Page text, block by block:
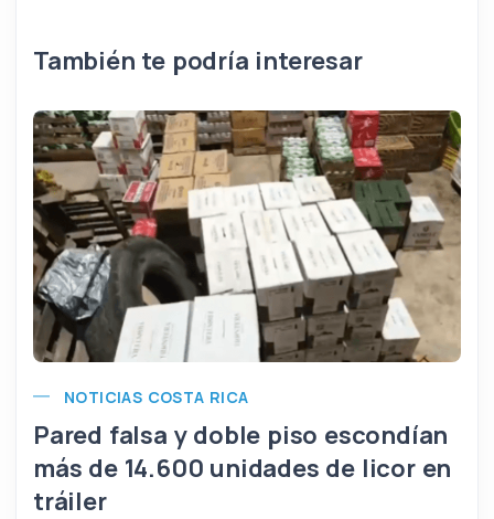
También te podría interesar
NOTICIAS COSTA RICA
Pared falsa y doble piso escondían
más de 14.600 unidades de licor en
tráiler